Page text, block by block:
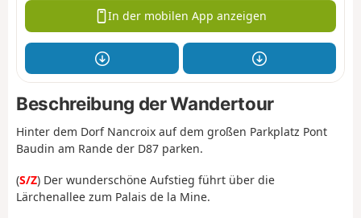
In der mobilen App anzeigen
Beschreibung der Wandertour
Hinter dem Dorf Nancroix auf dem großen Parkplatz Pont
Baudin am Rande der D87 parken.
(S/Z) Der wunderschöne Aufstieg führt über die
Lärchenallee zum Palais de la Mine.